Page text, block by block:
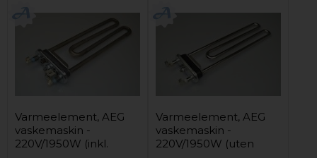
Varmeelement, AEG
vaskemaskin -
220V/1950W (inkl.
Varmeelement, AEG
vaskemaskin -
220V/1950W (uten